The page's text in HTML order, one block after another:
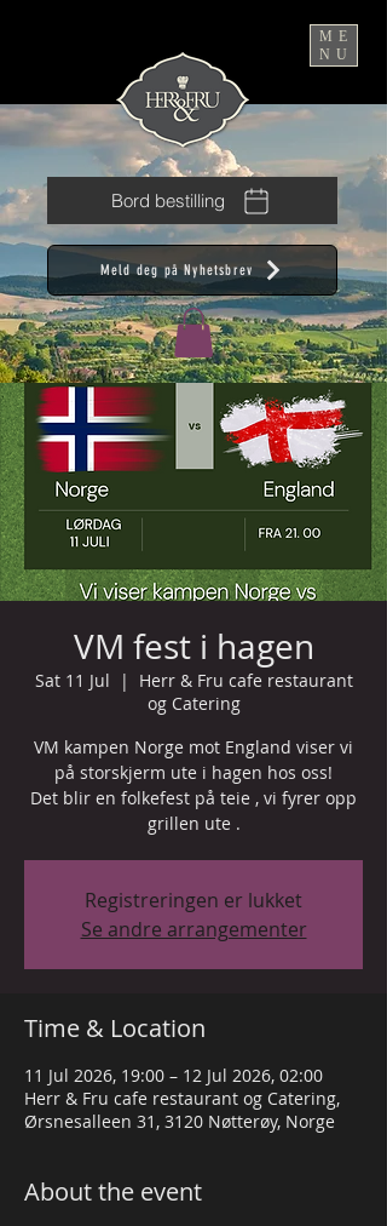
ME
NU
Bord bestilling
Meld deg på Nyhetsbrev
VM fest i hagen
Sat 11 Jul
  |
Herr & Fru cafe restaurant
og Catering
VM kampen Norge mot England viser vi
på storskjerm ute i hagen hos oss!
Det blir en folkefest på teie , vi fyrer opp
grillen ute .
Registreringen er lukket
Se andre arrangementer
Time & Location
11 Jul 2026, 19:00 – 12 Jul 2026, 02:00
Herr & Fru cafe restaurant og Catering,
Ørsnesalleen 31, 3120 Nøtterøy, Norge
About the event